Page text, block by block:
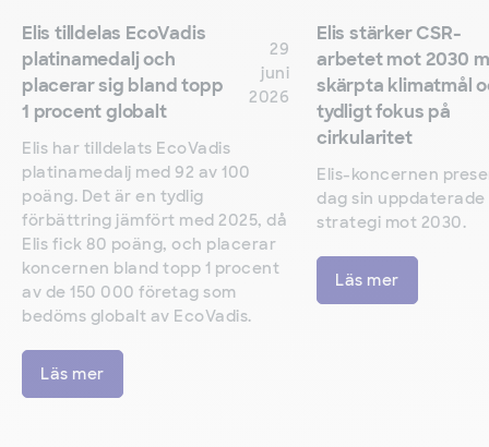
Elis tilldelas EcoVadis
platinamedalj och
placerar sig bland topp
1 procent globalt
29
juni
2026
Elis har tilldelats EcoVadis
platinamedalj med 92 av 100
poäng. Det är en tydlig
förbättring jämfört med 2025, då
Elis fick 80 poäng, och placerar
koncernen bland topp 1 procent
av de 150 000 företag som
bedöms globalt av EcoVadis.
Läs mer
Elis stärker CSR-
arbetet mot 2030
skärpta klimatmål
tydligt fokus på
cirkularitet
Elis-koncernen
dag sin uppdaterade
strategi mot 2030.
Läs mer